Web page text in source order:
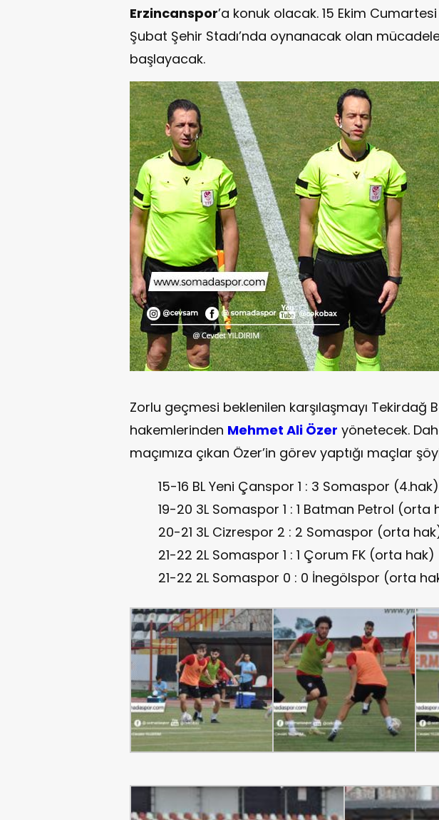
Erzincanspor’a konuk olacak. 15 Ekim
Şubat Şehir Stadı’nda oynanacak olan
başlayacak.
Zorlu geçmesi beklenilen karşılaşmayı Tekirdağ
hakemlerinden Mehmet Ali Özer yönetecek.
maçımıza çıkan Özer’in görev yaptığı maçlar
15-16 BL Yeni Çanspor 1 : 3 Somaspor (4.hak)
19-20 3L Somaspor 1 : 1 Batman Petrol (orta
20-21 3L Cizrespor 2 : 2 Somaspor (orta
21-22 2L Somaspor 1 : 1 Çorum FK (orta hak)
21-22 2L Somaspor 0 : 0 İnegölspor (orta